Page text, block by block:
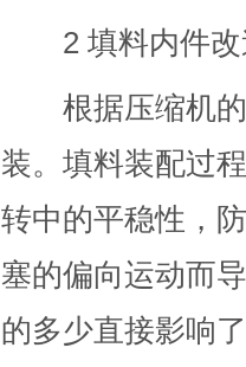
2 填料内件改
根据压缩机的
装。填料装配过
转中的平稳性，
塞的偏向运动而
的多少直接影响